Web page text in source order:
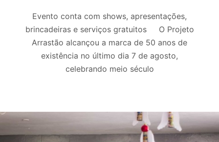
Evento conta com shows, apresentações,
brincadeiras e serviços gratuitos O Projeto
Arrastão alcançou a marca de 50 anos de
existência no último dia 7 de agosto,
celebrando meio século